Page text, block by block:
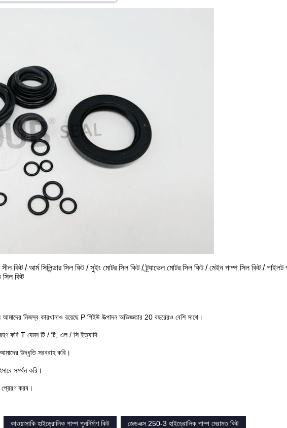
সীল কিট / আর্ম সিলিন্ডার সিল কিট / সুইং মোটর সিল কিট / ট্র্যাভেল মোটর সিল কিট / মেইন পাম্প সিল কিট / পাইলট
সিল কিট
নিজস্ব কারখানাও রয়েছে P পিইউ উত্পাদন অভিজ্ঞতার 20 বছরেরও বেশি সাথে।
করি T যেমন টি / টি, এল / সি ইত্যাদি
উদ্ধৃতি সরবরাহ করি।
সমর্থন করি।
প্রেরণ করব।
কাওয়াসাকি হাইড্রোলিক পাম্প পুনর্নির্মাণ কিট জেডএক্স 250-3 হাইড্রোলিক পাম্প মেরামত কিট